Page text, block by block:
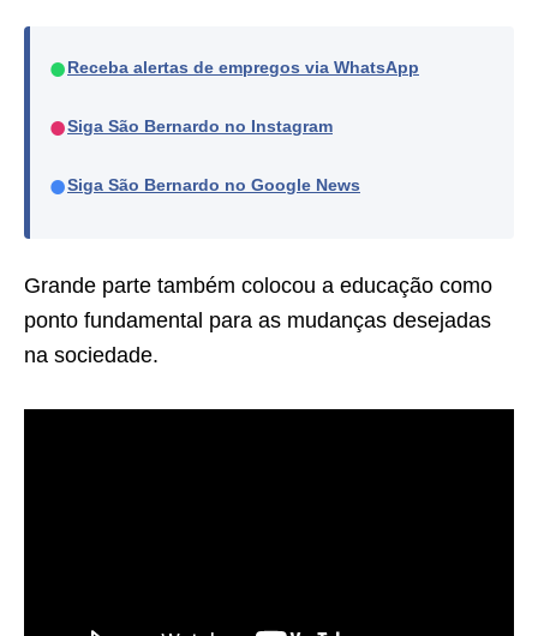
● Receba alertas de empregos via WhatsApp
●Siga São Bernardo no Instagram
●Siga São Bernardo no Google News
Grande parte também colocou a educação como
ponto fundamental para as mudanças desejadas
na sociedade.